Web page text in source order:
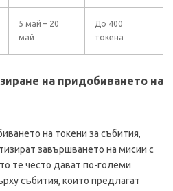
5 май – 20
май
До 400
токена
на придобиването на
на токени за събития,
завършването на мисии с
те често дават по-големи
събития, които предлагат